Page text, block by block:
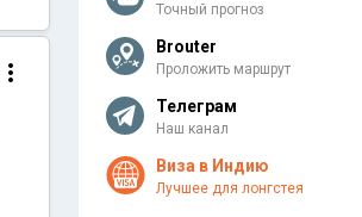
Точный прогноз
Brouter
Проложить маршрут
Телеграм
Наш канал
Виза в Индию
Лучшее для лонгстея